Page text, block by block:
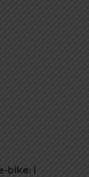
bike: i